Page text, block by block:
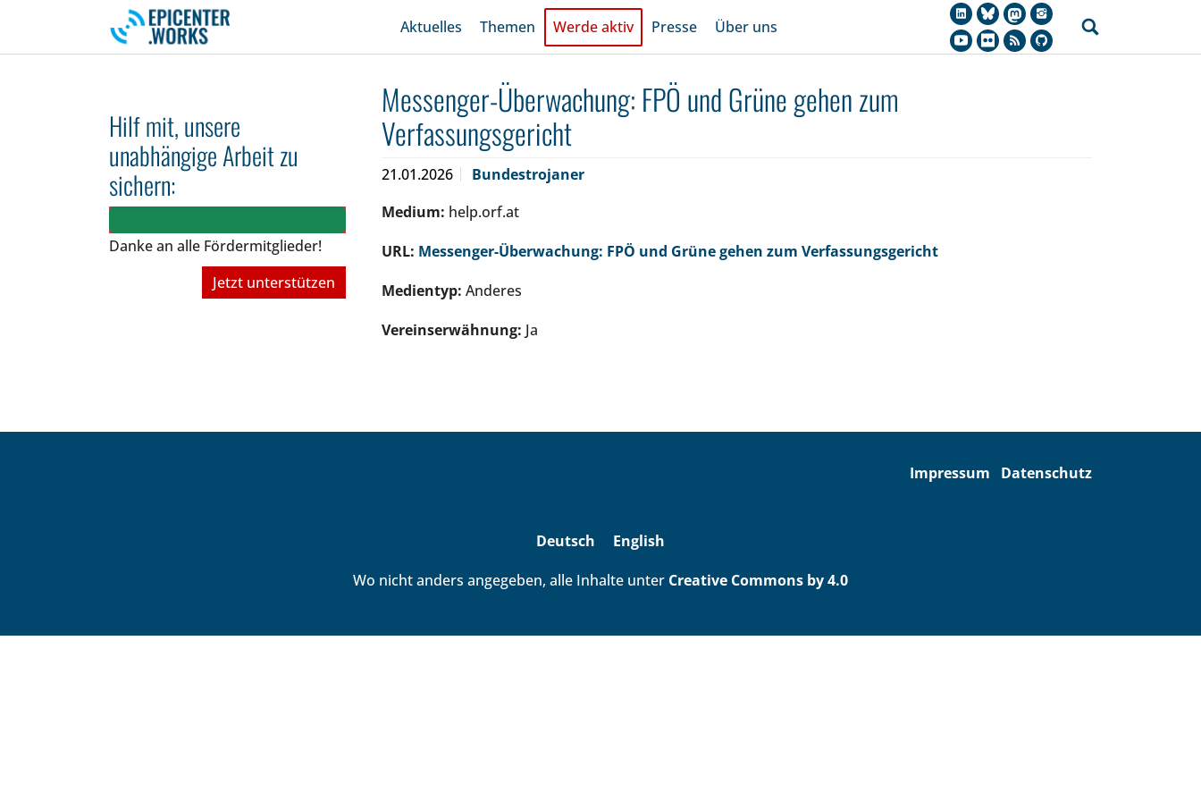
Skip to main navigation
Skip to main content
Skip to page footer
Aktuelles Themen Werde aktiv Presse Über uns
Hilf mit, unsere
unabhängige Arbeit zu
sichern:
Danke an alle Fördermitglieder!
Jetzt unterstützen
Messenger-Überwachung: FPÖ und Grüne gehen zum
Verfassungsgericht
21.01.2026
Bundestrojaner
Medium: help.orf.at
URL: Messenger-Überwachung: FPÖ und Grüne gehen zum Verfassungsgericht
Medientyp: Anderes
Vereinserwähnung: Ja
Impressum Datenschutz
Deutsch
English
Wo nicht anders angegeben, alle Inhalte unter Creative Commons by 4.0